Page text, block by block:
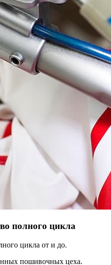
полного цикла
цикла от и до.
пошивочных цеха.